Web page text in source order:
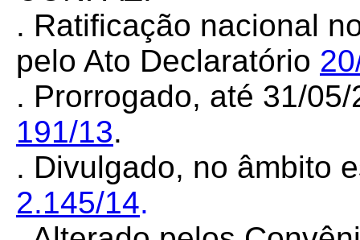
. Ratificação nacional
pelo Ato Declaratório
. Prorrogado, até 31/
191/13.
. Divulgado, no âmbito
2.145/14.